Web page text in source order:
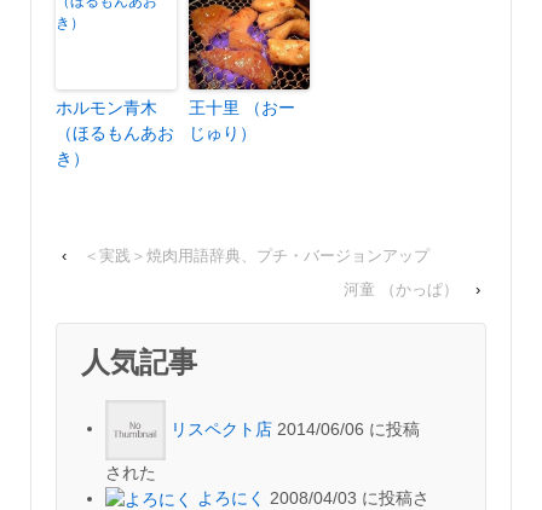
ホルモン青木
（ほるもんあお
き）
王十里 （おー
じゅり）
‹
＜実践＞焼肉用語辞典、プチ・バージョンアップ
河童 （かっぱ）
›
人気記事
リスペクト店 2014/06/06 に投稿
された
よろにく
2008/04/03 に投稿さ